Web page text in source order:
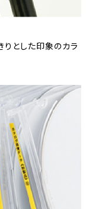
りとした印象のカラ